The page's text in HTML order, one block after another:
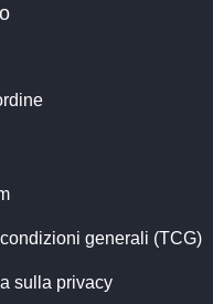
generali (TCG)
sulla privacy